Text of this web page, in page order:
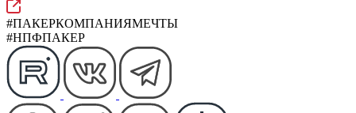
#ПАКЕРКОМПАНИЯМЕЧТЫ
#НПФПАКЕР